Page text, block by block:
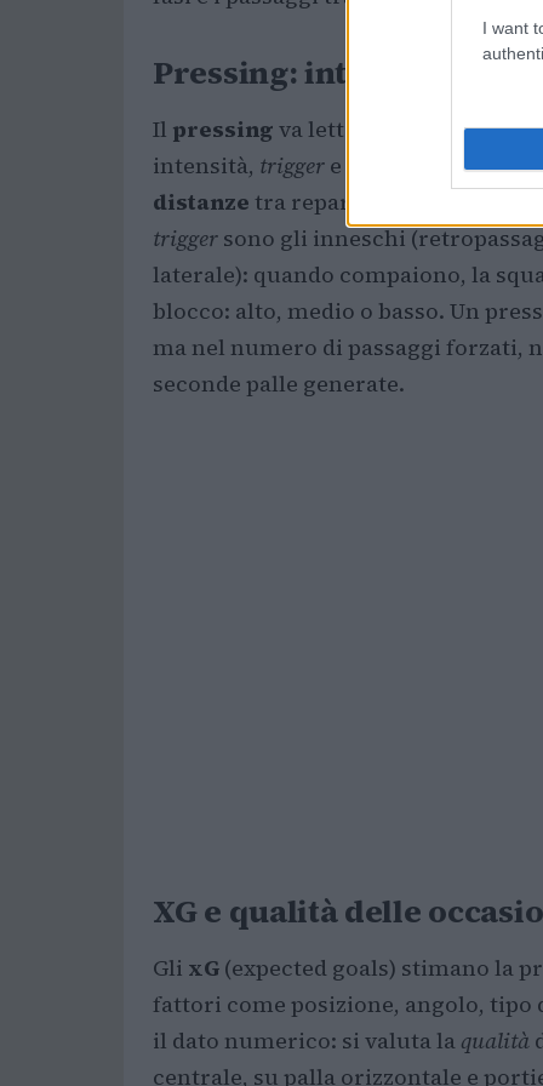
I want
Pressing: intensità,
Il pressing va letto per principi,
intensità, trigger e altezze.
distanze tra reparti; un pressing
trigger sono gli inneschi
laterale): quando compaiono, la
blocco: alto, medio o basso. Un
ma nel numero di passaggi forzati,
seconde palle generate.
XG e qualità delle
Gli xG (expected goals) stimano la
fattori come posizione, angolo, tipo
il dato numerico: si valuta la qualità
centrale, su palla orizzontale e